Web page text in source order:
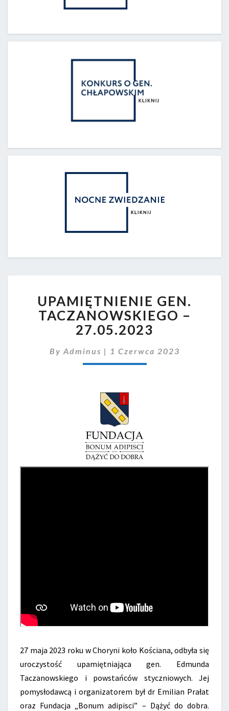
GEN.
TACZANOWSKIEGO
–
27.05.2023
UPAMIĘTNIENIE GEN.
TACZANOWSKIEGO –
27.05.2023
By Adminus | 1 Czerwca 2023
27 maja 2023 roku w Choryni koło Kościana, odbyła się
uroczystość upamiętniająca gen. Edmunda
Taczanowskiego i powstańców styczniowych. Jej
pomysłodawcą i organizatorem był dr Emilian Prałat
oraz Fundacja „Bonum adipisci” – Dążyć do dobra.